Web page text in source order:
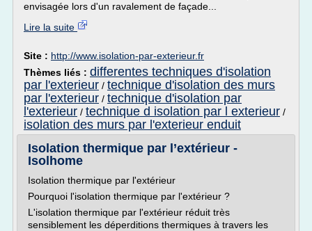
envisagée lors d'un ravalement de façade...
Lire la suite
Site : http://www.isolation-par-exterieur.fr
Thèmes liés : differentes techniques d'isolation
par l'exterieur / technique d'isolation des murs
par l'exterieur / technique d'isolation par
l'exterieur / technique d isolation par l exterieur /
isolation des murs par l'exterieur enduit
Isolation thermique par l’extérieur -
Isolhome
Isolation thermique par l'extérieur
Pourquoi l'isolation thermique par l'extérieur ?
L'isolation thermique par l'extérieur réduit très
sensiblement les déperditions thermiques à travers les